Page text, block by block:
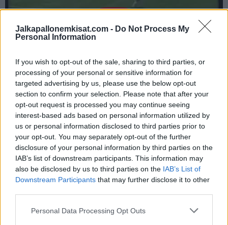
Jalkapallonemkisat.com - Do Not Process My
Personal Information
If you wish to opt-out of the sale, sharing to third parties, or
processing of your personal or sensitive information for
targeted advertising by us, please use the below opt-out
section to confirm your selection. Please note that after your
opt-out request is processed you may continue seeing
interest-based ads based on personal information utilized by
us or personal information disclosed to third parties prior to
your opt-out. You may separately opt-out of the further
disclosure of your personal information by third parties on the
IAB’s list of downstream participants. This information may
also be disclosed by us to third parties on the IAB’s List of
Downstream Participants that may further disclose it to other
Personal Data Processing Opt Outs
Jos video ei näy laitteellasi, voit katsoa sentäältä.
Edellinen artikkeli
Myrzo Uzuni osui Juventuksen
Seuraava artikkeli
Pitäisikö Diego Maradonan